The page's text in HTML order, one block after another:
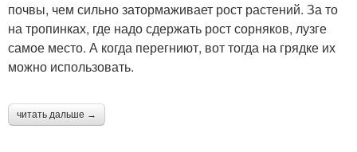
почвы, чем сильно затормаживает рост растений. За то
на тропинках, где надо сдержать рост сорняков, лузге
самое место. А когда перегниют, вот тогда на грядке их
можно использовать.
читать дальше →